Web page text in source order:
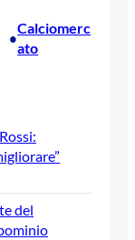
•
Calciomerc
ato
del